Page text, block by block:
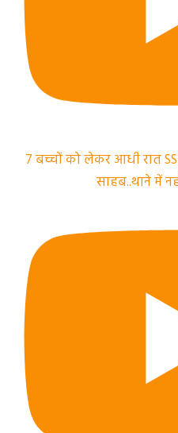
7 बच्चों को लेकर आधी रात
साहब..थाने में